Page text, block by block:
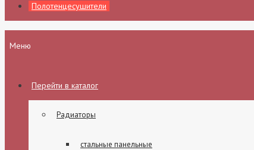
Полотенцесушители
Меню
Перейти в каталог
Радиаторы
стальные панельные